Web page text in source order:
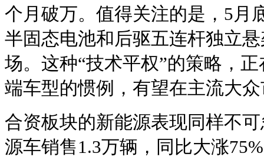
个月破万。值得关注的是，5月
半固态电池和后驱五连杆独立
场。这种“技术平权”的策略，
端车型的惯例，有望在主流大
合资板块的新能源表现同样不
源车销售1.3万辆，同比大涨